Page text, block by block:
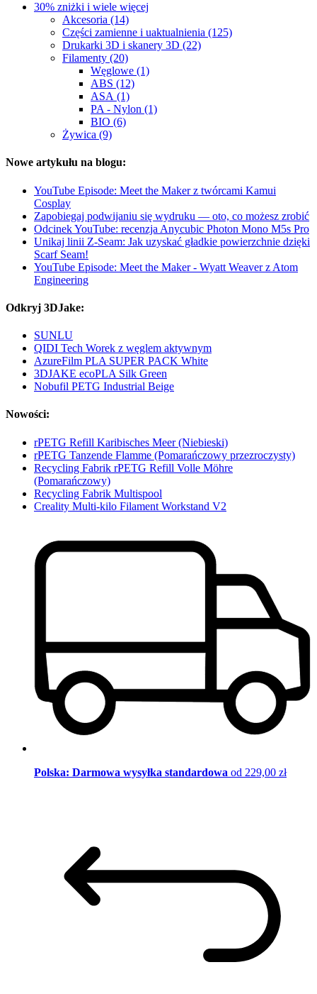
30% zniżki i wiele więcej
Akcesoria (14)
Części zamienne i uaktualnienia (125)
Drukarki 3D i skanery 3D (22)
Filamenty (20)
Węglowe (1)
ABS (12)
ASA (1)
PA - Nylon (1)
BIO (6)
Żywica (9)
Nowe artykułu na blogu:
YouTube Episode: Meet the Maker z twórcami Kamui
Cosplay
Zapobiegaj podwijaniu się wydruku — oto, co możesz zrobić
Odcinek YouTube: recenzja Anycubic Photon Mono M5s Pro
Unikaj linii Z-Seam: Jak uzyskać gładkie powierzchnie dzięki
Scarf Seam!
YouTube Episode: Meet the Maker - Wyatt Weaver z Atom
Engineering
Odkryj 3DJake:
SUNLU
QIDI Tech Worek z węglem aktywnym
AzureFilm PLA SUPER PACK White
3DJAKE ecoPLA Silk Green
Nobufil PETG Industrial Beige
Nowości:
rPETG Refill Karibisches Meer (Niebieski)
rPETG Tanzende Flamme (Pomarańczowy przezroczysty)
Recycling Fabrik rPETG Refill Volle Möhre
(Pomarańczowy)
Recycling Fabrik Multispool
Creality Multi-kilo Filament Workstand V2
Polska: Darmowa wysyłka standardowa od 229,00 zł